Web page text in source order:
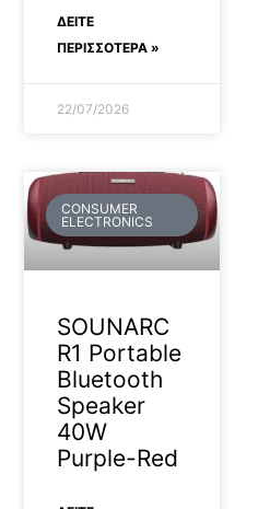
ΔΕΊΤΕ
ΠΕΡΙΣΣΟΤΕΡΑ »
22/07/2026
CONSUMER
ELECTRONICS
SOUNARC
R1 Portable
Bluetooth
Speaker
40W
Purple-Red